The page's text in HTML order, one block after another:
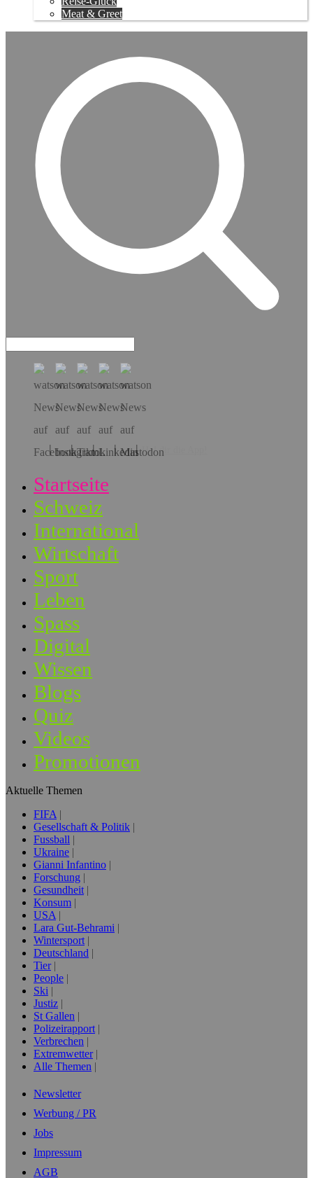
Meat & Greet
Hol dir die App!
Startseite
Schweiz
International
Wirtschaft
Sport
Leben
Spass
Digital
Wissen
Blogs
Quiz
Videos
Promotionen
Aktuelle Themen
FIFA
Gesellschaft & Politik
Fussball
Ukraine
Gianni Infantino
Forschung
Gesundheit
Konsum
USA
Lara Gut-Behrami
Wintersport
Deutschland
Tier
People
Ski
Justiz
St Gallen
Polizeirapport
Verbrechen
Extremwetter
Alle Themen
Newsletter
Werbung / PR
Jobs
Impressum
AGB